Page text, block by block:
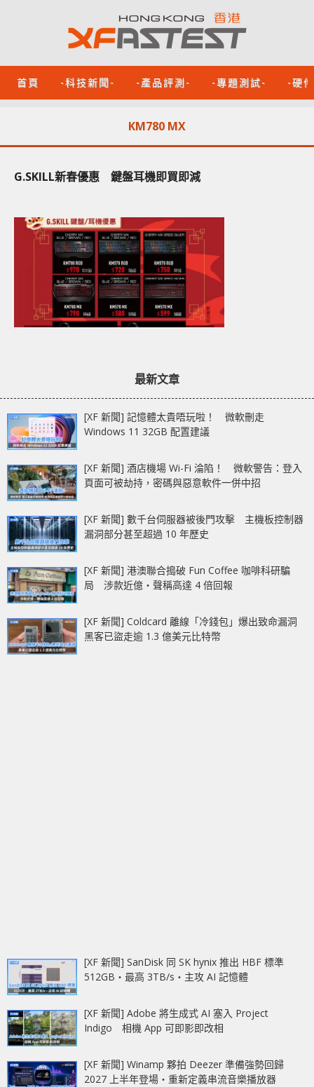
首頁 -科技新聞- -產品評測- -專題測試- -硬
KM780 MX
G.SKILL新春優惠 鍵盤耳機即買即減
最新文章
[XF 新聞] 記憶體太貴唔玩啦！ 微軟刪走
Windows 11 32GB 配置建議
[XF 新聞] 酒店機場 Wi-Fi 淪陷！ 微軟警告：登入
頁面可被劫持，密碼與惡意軟件一併中招
[XF 新聞] 數千台伺服器被後門攻擊 主機板控制器
漏洞部分甚至超過 10 年歷史
[XF 新聞] 港澳聯合搗破 Fun Coffee 咖啡科研騙
局 涉款近億‧聲稱高達 4 倍回報
[XF 新聞] Coldcard 離線「冷錢包」爆出致命漏洞
黑客已盜走逾 1.3 億美元比特幣
[XF 新聞] SanDisk 同 SK hynix 推出 HBF 標準
512GB‧最高 3TB/s‧主攻 AI 記憶體
[XF 新聞] Adobe 將生成式 AI 塞入 Project
Indigo 相機 App 可即影即改相
[XF 新聞] Winamp 夥拍 Deezer 準備強勢回歸
2027 上半年登場‧重新定義串流音樂播放器